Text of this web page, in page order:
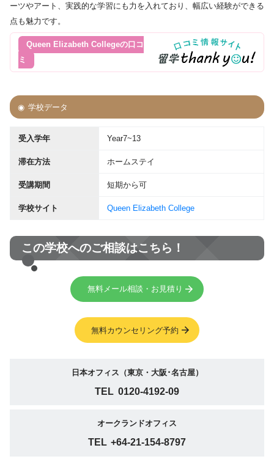
ーツやアート、実践的な学習にも力を入れており、幅広い経験ができる
点も魅力です。
Queen Elizabeth Collegeの口コ
ミ
学校データ
受入学年 Year7~13
滞在方法 ホームステイ
受講期間 短期から可
学校サイト Queen Elizabeth College
この学校へのご相談はこちら！
無料メール相談・お見積り
無料カウンセリング予約
日本オフィス（東京・大阪･名古屋）
TEL 0120-4192-09
オークランドオフィス
TEL +64-21-154-8797